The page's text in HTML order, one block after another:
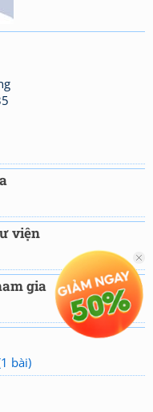
viện
gia
bài)